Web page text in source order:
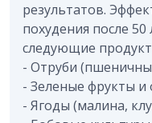
результатов.
похудения после
следующие
- Отруби
- Зеленые фрукты и
- Ягоды (малина,